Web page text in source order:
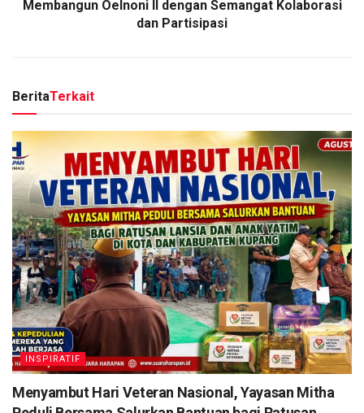
Membangun Oelnoni II dengan Semangat Kolaborasi
dan Partisipasi
BeritaTerkait
INSPIRATIF
​Menyambut Hari Veteran Nasional, Yayasan Mitha